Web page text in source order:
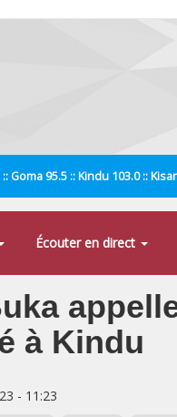
Goma 95.5 :: Kindu 103.0 ::
Écouter en direct
à Kindu
- 11:23